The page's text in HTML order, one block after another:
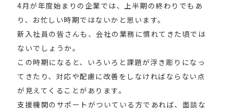
4月が年度始まりの企業では、上半期の終わりでもあ
り、お忙しい時期ではないかと思います。
新入社員の皆さんも、会社の業務に慣れてきた頃では
ないでしょうか。
この時期になると、いろいろと課題が浮き彫りになっ
てきたり、対応や配慮に改善をしなければならない点
が見えてくることがあります。
支援機関のサポートがついている方であれば、面談な